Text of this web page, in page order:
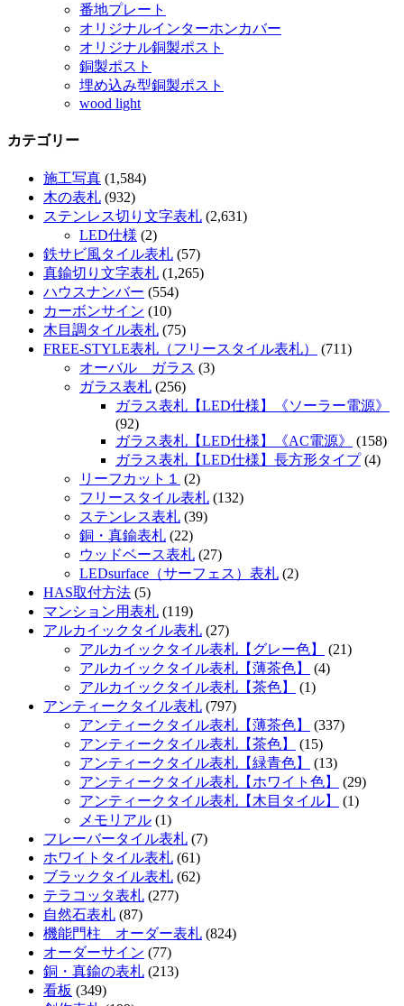
番地プレート
オリジナルインターホンカバー
オリジナル銅製ポスト
銅製ポスト
埋め込み型銅製ポスト
wood light
カテゴリー
施工写真 (1,584)
木の表札 (932)
ステンレス切り文字表札 (2,631)
LED仕様 (2)
鉄サビ風タイル表札 (57)
真鍮切り文字表札 (1,265)
ハウスナンバー (554)
カーボンサイン (10)
木目調タイル表札 (75)
FREE-STYLE表札（フリースタイル表札）
(711)
オーバル ガラス (3)
ガラス表札 (256)
ガラス表札【LED仕様】《ソーラー電源》
(92)
ガラス表札【LED仕様】《AC電源》
(158)
ガラス表札【LED仕様】長方形タイプ(4)
リーフカット１
(2)
フリースタイル表札 (132)
ステンレス表札 (39)
銅・真鍮表札 (22)
ウッドベース表札 (27)
LEDsurface（サーフェス）表札 (2)
HAS取付方法 (5)
マンション用表札 (119)
アルカイックタイル表札 (27)
アルカイックタイル表札【グレー色】
(21)
アルカイックタイル表札【薄茶色】
(4)
アルカイックタイル表札【茶色】
(1)
アンティークタイル表札 (797)
アンティークタイル表札【薄茶色】
(337)
アンティークタイル表札【茶色】
(15)
アンティークタイル表札【緑青色】
(13)
アンティークタイル表札【ホワイト色】
(29)
アンティークタイル表札【木目タイル】
(1)
メモリアル (1)
フレーバータイル表札 (7)
ホワイトタイル表札 (61)
ブラックタイル表札 (62)
テラコッタ表札 (277)
自然石表札 (87)
機能門柱 オーダー表札 (824)
オーダーサイン (77)
銅・真鍮の表札 (213)
看板 (349)